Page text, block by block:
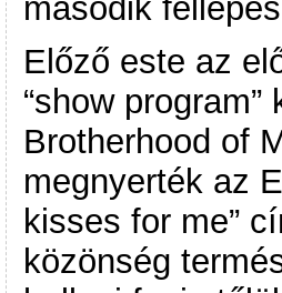
második
Előző este az
“show
Brotherhood of
megnyerték az
kisses for me”
közönség